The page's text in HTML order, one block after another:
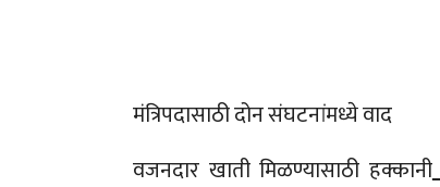
मंत्रिपदासाठी दोन संघटनांमध्ये वाद
वजनदार खाती मिळण्यासाठी हक्कानी